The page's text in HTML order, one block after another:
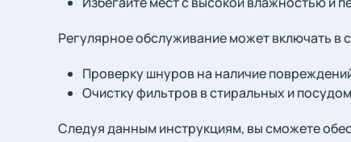
Регулярное обслуживание может включать в
Проверку шнуров на наличие
Очистку фильтров в стиральных и
Следуя данным инструкциям, вы сможете